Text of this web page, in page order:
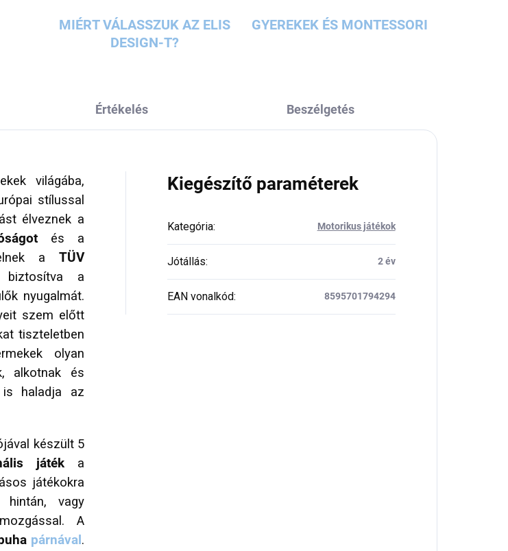
MIÉRT VÁLASSZUK AZ ELIS
DESIGN-T?
GYEREKEK ÉS MONTESSORI
Értékelés Beszélgetés
világába,
stílussal
élveznek a
és a
a TÜV
biztosítva a
nyugalmát.
szem előtt
tiszteletben
olyan
alkotnak és
is haladja az
készült 5
játéka
játékokra
hintán, vagy
A
párnával .
Kiegészítő paraméterek
Kategória: Motorikus játékok
Jótállás: 2 év
EAN vonalkód: 8595701794294